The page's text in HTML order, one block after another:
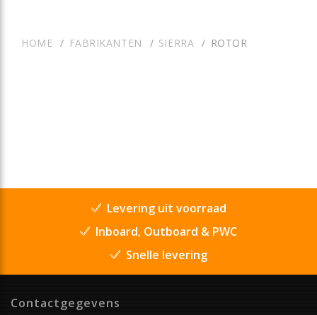
HOME FABRIKANTEN SIERRA ROTOR
Levering uit voorraad
Inboard, Outboard & PWC
Snelle levering
Contactgegevens